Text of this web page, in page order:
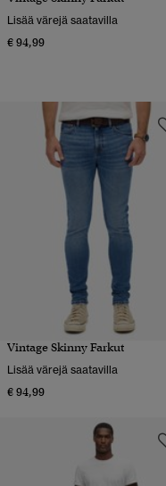
Lisää värejä saatavilla
€ 94,99
Vintage Skinny Farkut
Lisää värejä saatavilla
€ 94,99